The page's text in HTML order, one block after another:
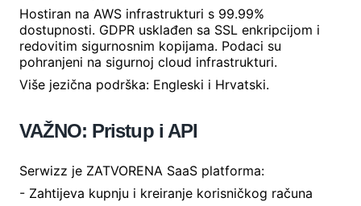
Hostiran na AWS infrastrukturi s 99.99%
dostupnosti. GDPR usklađen sa SSL enkripcijom i
redovitim sigurnosnim kopijama. Podaci su
pohranjeni na sigurnoj cloud infrastrukturi.
Više jezična podrška: Engleski i Hrvatski.
VAŽNO: Pristup i API
Serwizz je ZATVORENA SaaS platforma:
- Zahtijeva kupnju i kreiranje korisničkog računa